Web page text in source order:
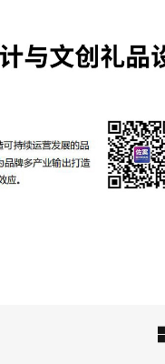
例：品牌IP设计
案